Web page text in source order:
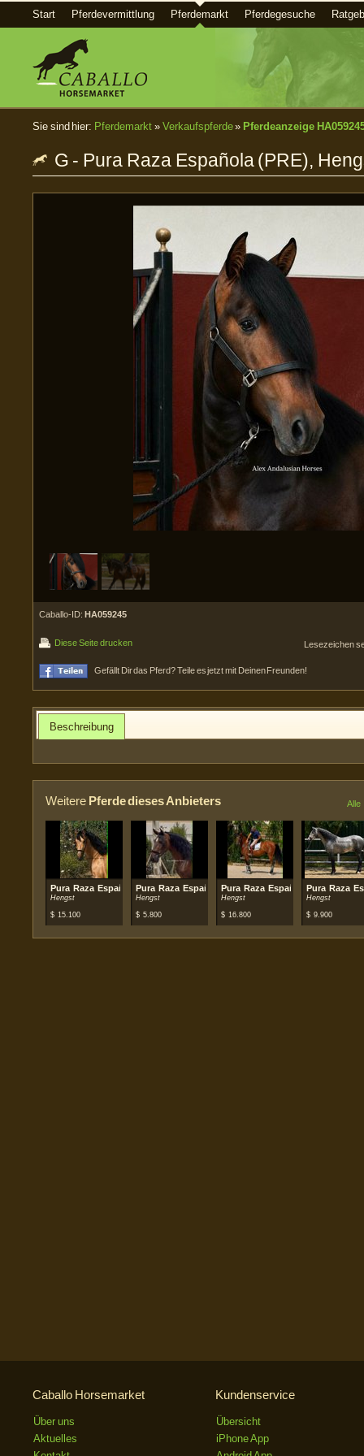
Start Pferdevermittlung Pferdemarkt Pferdegesuche
Sie sind hier: Pferdemarkt » Verkaufspferde» Pferdeanzeige
G - Pura Raza Española (PRE),
Caballo-ID: HA059245
Diese Seite drucken Lesezeichen
Gefällt Dir das Pferd? Teile es jetzt mit Deinen Freunden!
Beschreibung
Weitere Pferde dieses Anbieters Alle
Pura Raza Española (PRE)
Hengst
$ 15.100
Pura Raza Española (PRE)
Hengst
$ 5.800
Pura Raza Española (PRE)
Hengst
$ 16.800
Pura Raza
Hengst
$ 9.900
Caballo Horsemarket
Über uns
Aktuelles
Kundenservice
Übersicht
iPhone App